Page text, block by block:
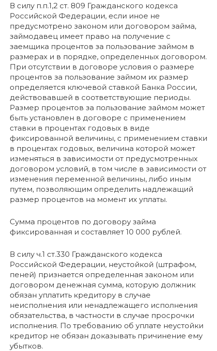
В силу п.п.1,2 ст. 809 Гражданского кодекса
Российской Федерации, если иное не
предусмотрено законом или договором займа,
займодавец имеет право на получение с
заемщика процентов за пользование займом в
размерах и в порядке, определенных договором.
При отсутствии в договоре условия о размере
процентов за пользование займом их размер
определяется ключевой ставкой Банка России,
действовавшей в соответствующие периоды.
Размер процентов за пользование займом может
быть установлен в договоре с применением
ставки в процентах годовых в виде
фиксированной величины, с применением ставки
в процентах годовых, величина которой может
изменяться в зависимости от предусмотренных
договором условий, в том числе в зависимости от
изменения переменной величины, либо иным
путем, позволяющим определить надлежащий
размер процентов на момент их уплаты.
Сумма процентов по договору займа
фиксированная и составляет 10 000 рублей.
В силу ч.1 ст.330 Гражданского кодекса
Российской Федерации, неустойкой (штрафом,
пеней) признается определенная законом или
договором денежная сумма, которую должник
обязан уплатить кредитору в случае
неисполнения или ненадлежащего исполнения
обязательства, в частности в случае просрочки
исполнения. По требованию об уплате неустойки
кредитор не обязан доказывать причинение ему
убытков.